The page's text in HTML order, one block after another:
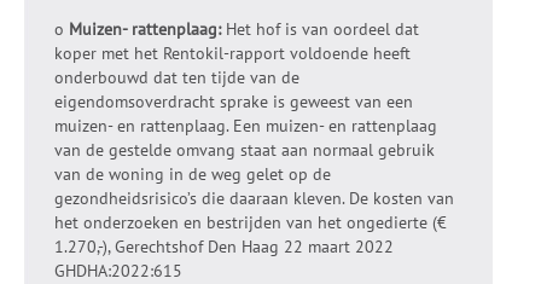
o Muizen- rattenplaag:Het hof is van oordeel dat
koper met het Rentokil-rapport voldoende heeft
onderbouwd dat ten tijde van de
eigendomsoverdracht sprake is geweest van een
muizen- en rattenplaag. Een muizen- en rattenplaag
van de gestelde omvang staat aan normaal gebruik
van de woning in de weg gelet op de
gezondheidsrisico’s die daaraan kleven. De kosten van
het onderzoeken en bestrijden van het ongedierte (€
1.270,-), Gerechtshof Den Haag 22 maart 2022
GHDHA:2022:615